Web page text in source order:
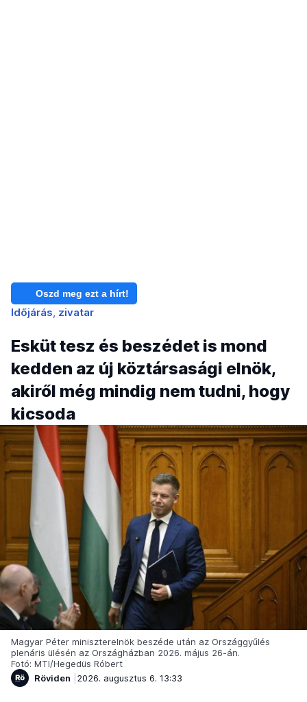
Oszd meg ezt a hírt!
Időjárás zivatar
Esküt tesz és beszédet is mond
kedden az új köztársasági elnök,
akiről még mindig nem tudni, hogy
kicsoda
Magyar Péter miniszterelnök beszéde után az Országgyűlés
plenáris ülésén az Országházban 2026. május 26-án.
Fotó: MTI/Hegedüs Róbert
Röviden
2026. augusztus 6. 13:33